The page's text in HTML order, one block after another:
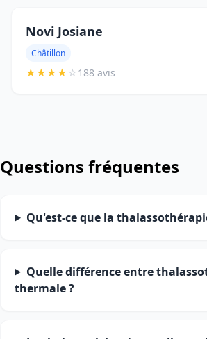
Novi Josiane
Châtillon
★★★★ ☆188 avis
Questions fréquentes
Qu'est-ce que la
Quelle différence entre
thermale ?